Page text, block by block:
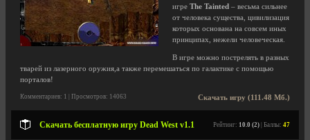
игре The Tainted – весьма сильнее
от человека существа, цивилизация
которых основана на совсем иных
принципах, нежели человеческая.
В игре можно пострелять в разных
тварей из лазерного оружия,а также перемешаться по галактике с помощью
порталов!
Скачать игру (111.48 Мб.)
Комментариев: 1 | Просмотров: 14063
Скачать бесплатную игру Dead West v1.1 Рейтинг: 10.0 (2) | Баллы: 47